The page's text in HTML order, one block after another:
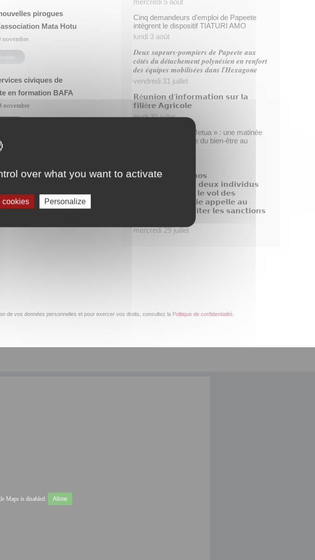
pirogues
Mata Hotu
suite
civiques de
en formation BAFA
novembre
mercredi 5 août
Cinq demandeurs d’emploi de Papeete
intègrent le dispositif TIATURI AMO
lundi 3 août
𝑫𝒆𝒖𝒙 𝒔𝒂𝒑𝒆𝒖𝒓𝒔-𝒑𝒐𝒎𝒑𝒊𝒆𝒓𝒔 𝒅𝒆 𝑷𝒂𝒑𝒆𝒆𝒕𝒆 𝒂𝒖𝒙
𝒄𝒐̂𝒕𝒆́𝒔 𝒅𝒖 𝒅𝒆́𝒕𝒂𝒄𝒉𝒆𝒎𝒆𝒏𝒕 𝒑𝒐𝒍𝒚𝒏𝒆́𝒔𝒊𝒆𝒏 𝒆𝒏 𝒓𝒆𝒏𝒇𝒐𝒓𝒕
𝒅𝒆𝒔 𝒆́𝒒𝒖𝒊𝒑𝒆𝒔 𝒎𝒐𝒃𝒊𝒍𝒊𝒔𝒆́𝒆𝒔 𝒅𝒂𝒏𝒔 𝒍’𝑯𝒆𝒙𝒂𝒈𝒐𝒏𝒆
vendredi 31 juillet
𝗥é𝘂𝗻𝗶𝗼𝗻 𝗱’𝗶𝗻𝗳𝗼𝗿𝗺𝗮𝘁𝗶𝗼𝗻 𝘀𝘂𝗿 𝗹𝗮
𝗳𝗶𝗹𝗶è𝗿𝗲 𝗔𝗴𝗿𝗶𝗰𝗼𝗹𝗲
jeudi 30 juillet
Opération « Taofe Metua » : une matinée
placée sous le signe du bien-être au
𝗗𝗶𝘀𝗽𝗮𝗿𝗶𝘁𝗶𝗼𝗻 𝗱𝗲 𝗻𝗼𝘀
𝗯𝗼𝘂𝗴𝗮𝗶𝗻𝘃𝗶𝗹𝗹𝗶𝗲𝗿𝘀, 𝗱𝗲𝘂𝘅 𝗶𝗻𝗱𝗶𝘃𝗶𝗱𝘂𝘀
𝗶𝗱𝗲𝗻𝘁𝗶𝗳𝗶é𝘀 𝗮𝗽𝗿é𝘀 𝗹𝗲 𝘃𝗼𝗹 𝗱𝗲𝘀
𝗽𝗹𝗮𝗻𝘁𝗲𝘀, 𝗹𝗮 𝗺𝗮𝗶𝗿𝗶𝗲 𝗮𝗽𝗽𝗲𝗹𝗹𝗲 𝗮𝘂
𝗰𝗶𝘃𝗶𝘀𝗺𝗲 𝗽𝗼𝘂𝗿 é𝘃𝗶𝘁𝗲𝗿 𝗹𝗲𝘀 𝘀𝗮𝗻𝗰𝘁𝗶𝗼𝗻𝘀
mercredi 29 juillet
de vos données personnelles et pour exercer vos droits, consultez la Politique de confidentialité
Maps is disabled. Allow
over what you want to activate
cookies Personalize